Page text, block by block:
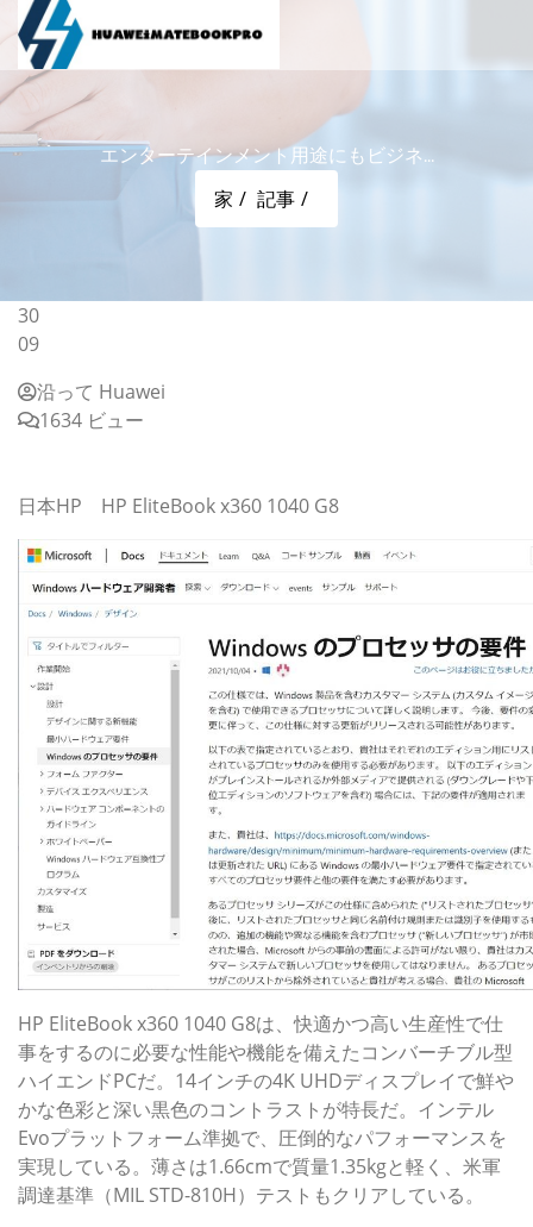
エンターテインメント用途にもビジネ...
家 記事
30
09
沿って Huawei
1634 ビュー
日本HP HP EliteBook x360 1040 G8
HP EliteBook x360 1040 G8は、快適かつ高い生産性で仕
事をするのに必要な性能や機能を備えたコンバーチブル型
ハイエンドPCだ。14インチの4K UHDディスプレイで鮮や
かな色彩と深い黒色のコントラストが特長だ。インテル
Evoプラットフォーム準拠で、圧倒的なパフォーマンスを
実現している。薄さは1.66cmで質量1.35kgと軽く、米軍
調達基準（MIL STD-810H）テストもクリアしている。